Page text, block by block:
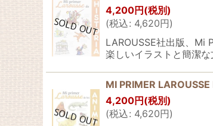
4,200円 (税別)
(税込: 4,620円)
LAROUSSE社出版、Mi
楽しいイラストと簡潔
MI PRIMER
4,200円 (税別)
(税込: 4,620円)